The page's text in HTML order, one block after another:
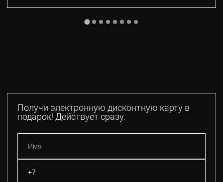
Получи электронную дисконтную карту в
подарок! Действует сразу.